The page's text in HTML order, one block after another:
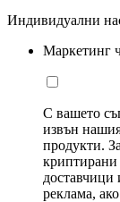
Индивидуални
Маркетинг
С вашето
извън
продукти.
доставчици
реклама,